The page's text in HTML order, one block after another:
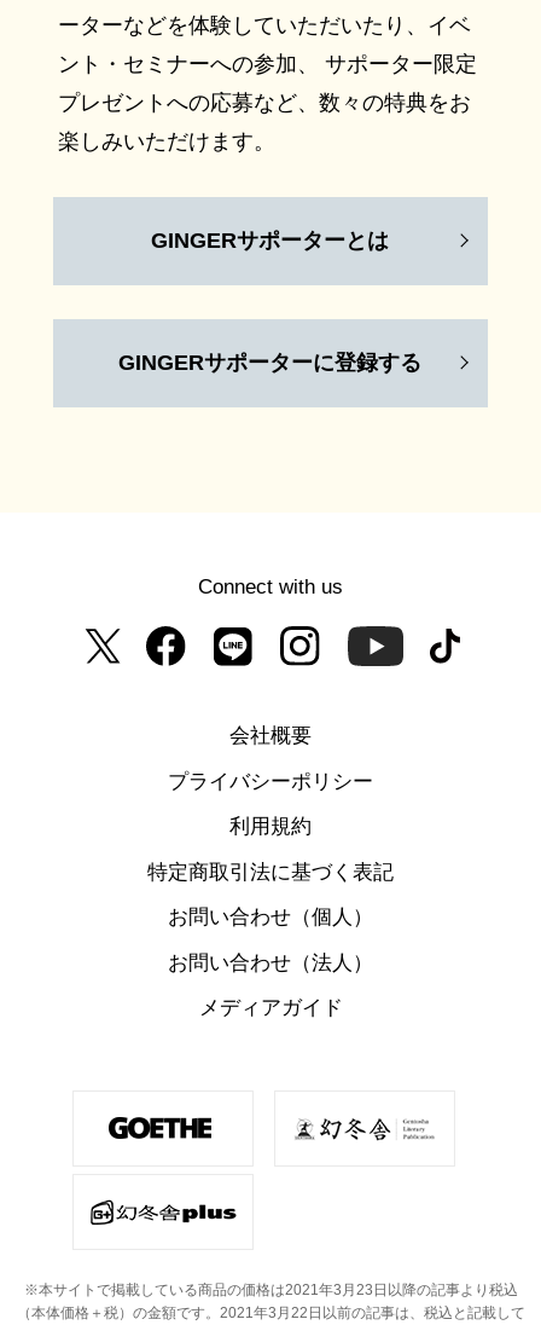
ーターなどを体験していただいたり、イベ
ント・セミナーへの参加、 サポーター限定
プレゼントへの応募など、数々の特典をお
楽しみいただけます。
GINGERサポーターとは
GINGERサポーターに登録する
Connect with us
会社概要
プライバシーポリシー
利用規約
特定商取引法に基づく表記
お問い合わせ（個人）
お問い合わせ（法人）
メディアガイド
※本サイトで掲載している商品の価格は2021年3月23日以降の記事より税込
（本体価格＋税）の金額です。
2021年3月22日以前の記事は、税込と記載して